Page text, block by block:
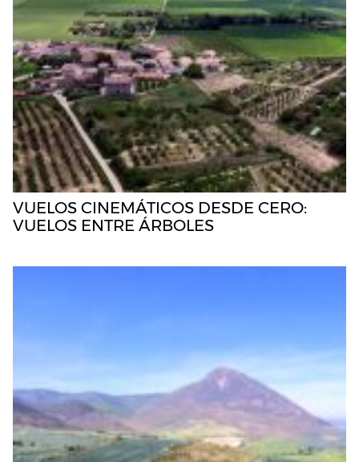
VUELOS CINEMÁTICOS DESDE CERO:
VUELOS ENTRE ÁRBOLES